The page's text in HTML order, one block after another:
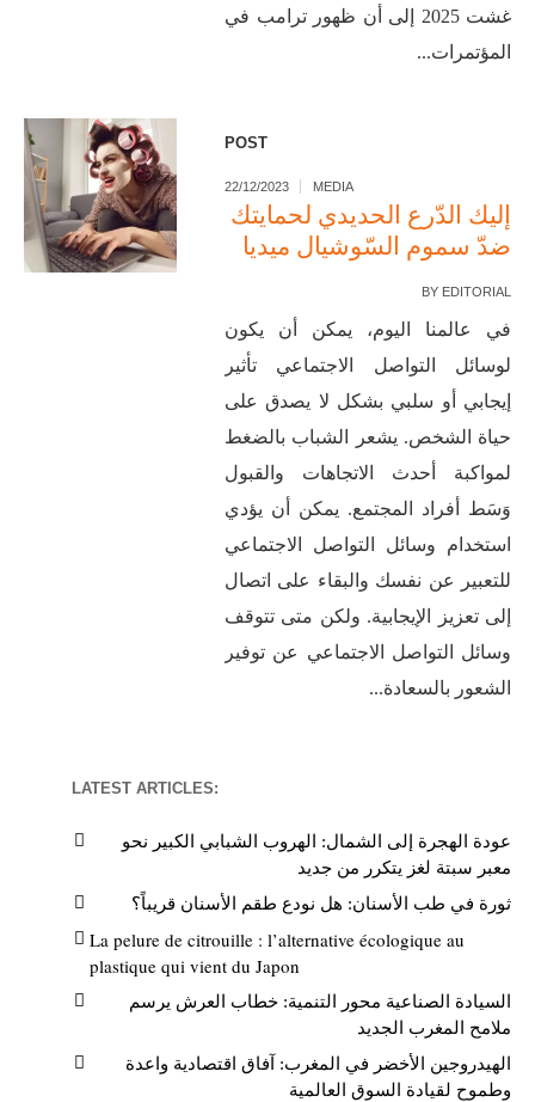
غشت 2025 إلى أن ظهور ترامب في
المؤتمرات...
POST
22/12/2023 MEDIA
إليك الدّرع الحديدي لحمايتك
ضدّ سموم السّوشيال ميديا
BY EDITORIAL
في عالمنا اليوم، يمكن أن يكون
لوسائل التواصل الاجتماعي تأثير
إيجابي أو سلبي بشكل لا يصدق على
حياة الشخص. يشعر الشباب بالضغط
لمواكبة أحدث الاتجاهات والقبول
وَسَط أفراد المجتمع. يمكن أن يؤدي
استخدام وسائل التواصل الاجتماعي
للتعبير عن نفسك والبقاء على اتصال
إلى تعزيز الإيجابية. ولكن متى تتوقف
وسائل التواصل الاجتماعي عن توفير
الشعور بالسعادة...
LATEST ARTICLES:
عودة الهجرة إلى الشمال: الهروب الشبابي الكبير نحو
معبر سبتة لغز يتكرر من جديد
ثورة في طب الأسنان: هل نودع طقم الأسنان قريباً؟
La pelure de citrouille : l’alternative écologique au
plastique qui vient du Japon
السيادة الصناعية محور التنمية: خطاب العرش يرسم
ملامح المغرب الجديد
الهيدروجين الأخضر في المغرب: آفاق اقتصادية واعدة
وطموح لقيادة السوق العالمية